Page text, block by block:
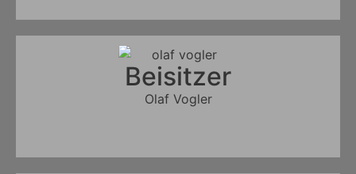
Beisitzer
Olaf Vogler